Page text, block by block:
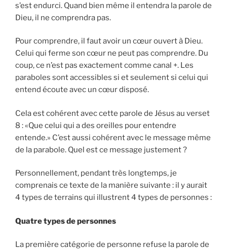
s’est endurci. Quand bien même il entendra la parole de
Dieu, il ne comprendra pas.
Pour comprendre, il faut avoir un cœur ouvert à Dieu.
Celui qui ferme son cœur ne peut pas comprendre. Du
coup, ce n’est pas exactement comme canal +. Les
paraboles sont accessibles si et seulement si celui qui
entend écoute avec un cœur disposé.
Cela est cohérent avec cette parole de Jésus au verset
8 : «Que celui qui a des oreilles pour entendre
entende.» C’est aussi cohérent avec le message même
de la parabole. Quel est ce message justement ?
Personnellement, pendant très longtemps, je
comprenais ce texte de la manière suivante : il y aurait
4 types de terrains qui illustrent 4 types de personnes :
Quatre types de personnes
La première catégorie de personne refuse la parole de